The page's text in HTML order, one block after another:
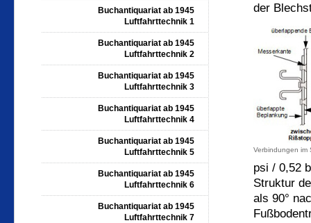
der
Verbindungen im
psi / 0,52
Struktur
als 90°
Buchantiquariat ab 1945
Luftfahrttechnik 1
Buchantiquariat ab 1945
Luftfahrttechnik 2
Buchantiquariat ab 1945
Luftfahrttechnik 3
Buchantiquariat ab 1945
Luftfahrttechnik 4
Buchantiquariat ab 1945
Luftfahrttechnik 5
Buchantiquariat ab 1945
Luftfahrttechnik 6
Buchantiquariat ab 1945
Luftfahrttechnik 7